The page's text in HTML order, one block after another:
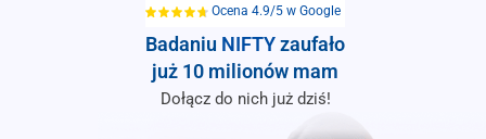
Ocena 4.9/5 w Google
Badaniu NIFTYzaufało
już 10 milionów mam
Dołącz do nich już dziś!